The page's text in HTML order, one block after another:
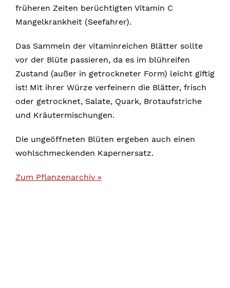
früheren Zeiten berüchtigten Vitamin C
Mangelkrankheit (Seefahrer).
Das Sammeln der vitaminreichen Blätter sollte
vor der Blüte passieren, da es im blühreifen
Zustand (außer in getrockneter Form) leicht giftig
ist! Mit ihrer Würze verfeinern die Blätter, frisch
oder getrocknet, Salate, Quark, Brotaufstriche
und Kräutermischungen.
Die ungeöffneten Blüten ergeben auch einen
wohlschmeckenden Kapernersatz.
Zum Pflanzenarchiv »